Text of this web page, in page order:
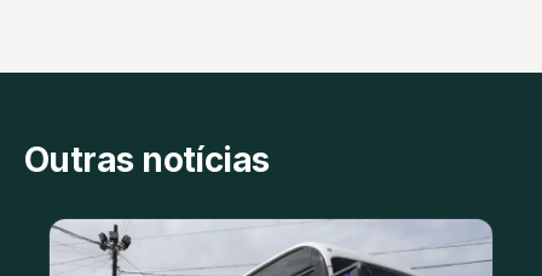
Outras notícias